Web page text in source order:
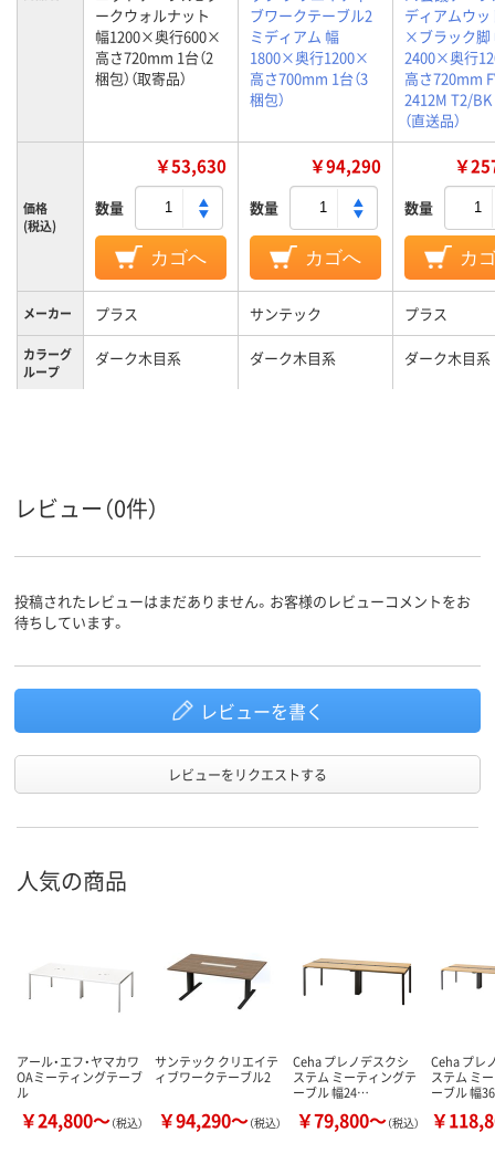
ークウォルナット
幅1200×奥行600×
高さ720mm 1台（2
梱包）（取寄品）
ブワークテーブル2
ミディアム 幅
1800×奥行1200×
高さ700mm 1台（3
梱包）
ディアムウ
×ブラック脚
2400×奥行
高さ720mm
2412M T2/BK
（直送品）
価格
(税込)
￥53,630
数量
カゴへ
￥94,290
数量
カゴへ
￥
数量
カ
メーカー プラス サンテック プラス
カラーグ
ループ
ダーク木目系 ダーク木目系 ダーク木目系
レビュー（0件）
投稿されたレビューはまだありません。お客様のレビューコメントをお
待ちしています。
レビューを書く
レビューをリクエストする
人気の商品
アール・エフ・ヤマカワ
OAミーティングテーブ
ル
￥24,800～（税込）
サンテック クリエイテ
ィブワークテーブル2
￥94,290～（税込）
Ceha プレノデスクシ
ステム ミーティングテ
ーブル 幅24…
￥79,800～（税込）
Ceha プレ
ステム ミ
ーブル 幅
￥